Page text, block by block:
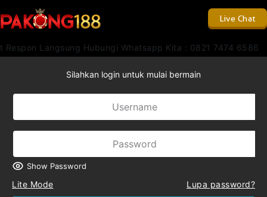
Live Chat
Langsung Hubungi Whatsapp Kita : 0821 7474 6586
Silahkan login untuk mulai bermain
Show Password
Lite Mode Lupa password?